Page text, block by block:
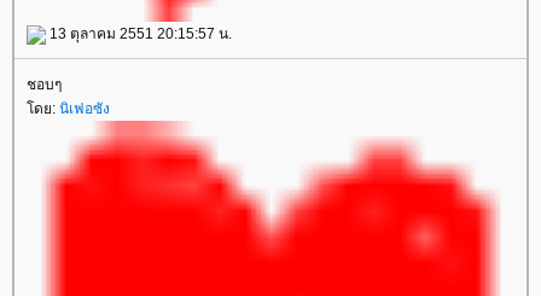
13 ตุลาคม 2551 20:15:57 น.
ชอบๆ
ดย: นิเฟอซัง